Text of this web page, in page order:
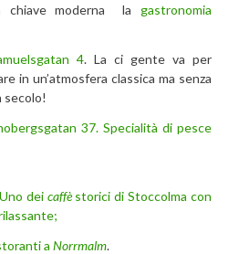
chiave moderna la gastronomia
4. La ci gente va per
in un’atmosfera classica ma senza
secolo!
37. Specialità di pesce
Uno dei caffèstorici di Stoccolma con
a Norrmalm.